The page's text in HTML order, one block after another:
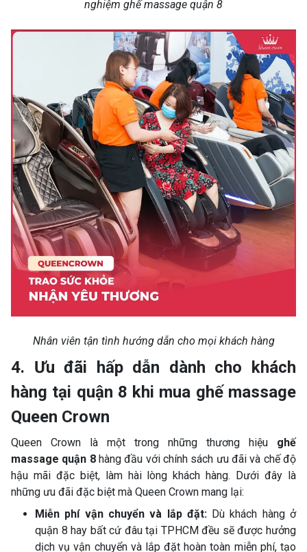
nghiệm ghế massage quận 8
Nhân viên tận tình hướng dẫn cho mọi khách hàng
4. Ưu đãi hấp dẫn dành cho khách
hàng tại quận 8 khi mua ghế massage
Queen Crown
Queen Crown là một trong những thương hiệu ghế
massage quận 8 hàng đầu với chính sách ưu đãi và chế độ
hậu mãi đặc biệt, làm hài lòng khách hàng. Dưới đây là
những ưu đãi đặc biệt mà Queen Crown mang lại:
Miễn phí vận chuyển và lắp đặt:Dù khách hàng ở
quận 8 hay bất cứ đâu tại TPHCM đều sẽ được hưởng
dịch vụ vận chuyển và lắp đặt hoàn toàn miễn phí, tạo